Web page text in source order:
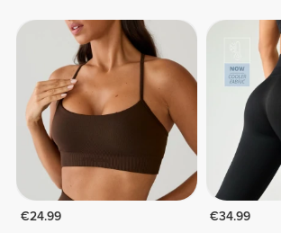
€24.99
€34.99